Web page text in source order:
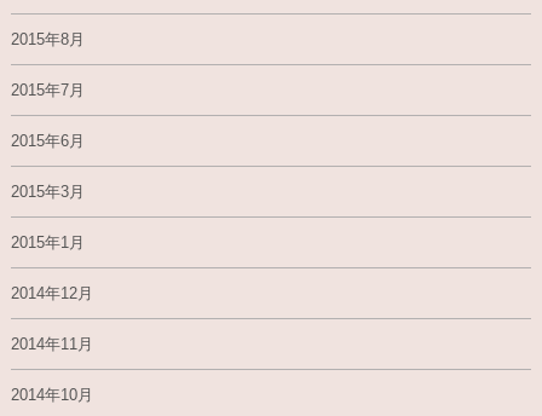
2015年8月
2015年7月
2015年6月
2015年3月
2015年1月
2014年12月
2014年11月
2014年10月